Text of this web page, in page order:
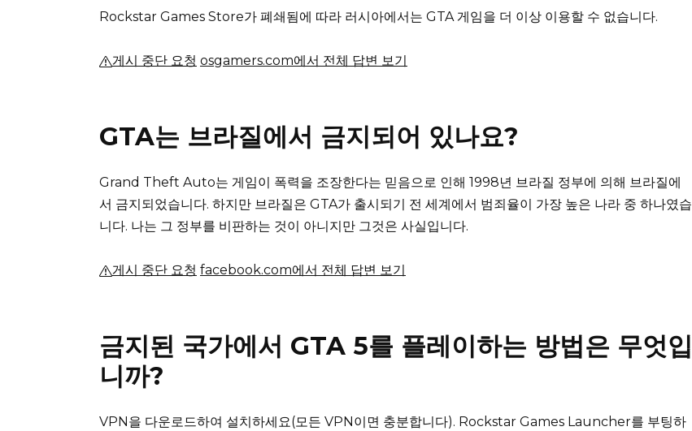
Rockstar Games Store가 폐쇄됨에 따라 러시아에서는 GTA 게임을 더 이상 이용할 수 없습니다.
게시 중단 요청 osgamers.com에서 전체 답변 보기
GTA는 브라질에서 금지되어 있나요?
Grand Theft Auto는 게임이 폭력을 조장한다는 믿음으로 인해 1998년 브라질 정부에 의해 브라질에
서 금지되었습니다. 하지만 브라질은 GTA가 출시되기 전 세계에서 범죄율이 가장 높은 나라 중 하나였습
니다. 나는 그 정부를 비판하는 것이 아니지만 그것은 사실입니다.
게시 중단 요청 facebook.com에서 전체 답변 보기
금지된 국가에서 GTA 5를 플레이하는 방법은 무엇입
니까?
VPN을 다운로드하여 설치하세요(모든 VPN이면 충분합니다). Rockstar Games Launcher를 부팅하